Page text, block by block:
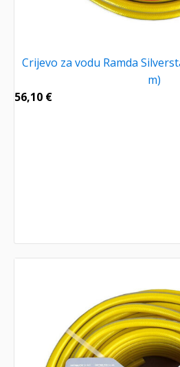
Crijevo za vodu Ramda
m)
56,10 €